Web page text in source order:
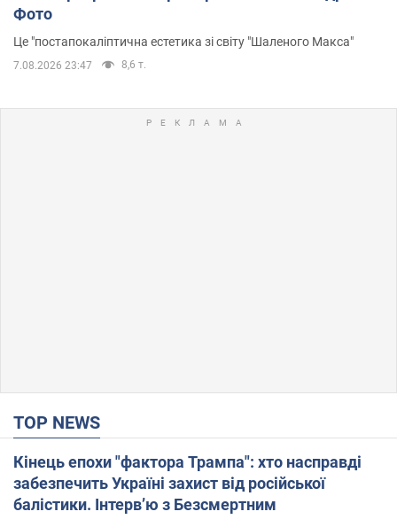
Фото
Це "постапокаліптична естетика зі світу "Шаленого Макса"
7.08.2026 23:47 8,6 т.
TOP NEWS
Кінець епохи "фактора Трампа": хто насправді
забезпечить Україні захист від російської
балістики. Інтерв’ю з Безсмертним